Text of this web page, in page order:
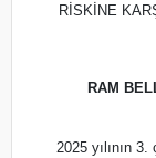
RİSKİNE
RAM
2025 yılının